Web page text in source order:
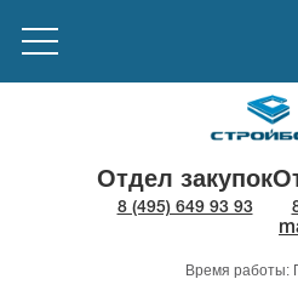
Отдел закупок
8 (495) 649 93 93
Время работы: